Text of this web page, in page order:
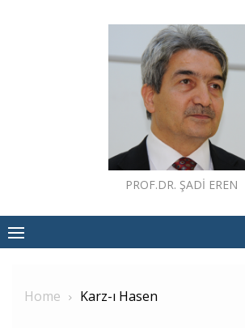
PROF.DR. ŞADI EREN
Home Karz-ı Hasen